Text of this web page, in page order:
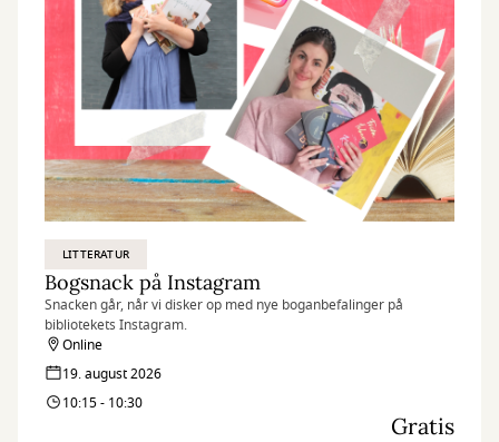
LITTERATUR
Bogsnack på Instagram
Snacken går, når vi disker op med nye boganbefalinger på
bibliotekets Instagram.
Online
19. august 2026
10:15 - 10:30
Gratis